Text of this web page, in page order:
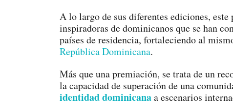
A lo largo de sus diferentes ediciones,
inspiradoras de dominicanos que se han
países de residencia, fortaleciendo al
República Dominicana.
Más que una premiación, se trata de un
la capacidad de superación de una
identidad dominicanaa escenarios